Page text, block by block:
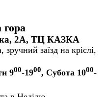
2А, ТЦ КАЗКА
зручний заїзд на кріслі,
900-1900, Субота 1000-